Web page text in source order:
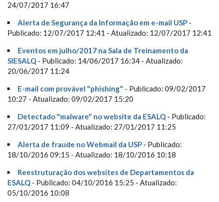
24/07/2017 16:47
Alerta de Segurança da Informação em e-mail USP -
Publicado: 12/07/2017 12:41 - Atualizado: 12/07/2017 12:41
Eventos em julho/2017 na Sala de Treinamento da
SIESALQ - Publicado: 14/06/2017 16:34 - Atualizado:
20/06/2017 11:24
E-mail com provável "phishing" - Publicado: 09/02/2017
10:27 - Atualizado: 09/02/2017 15:20
Detectado "malware" no website da ESALQ - Publicado:
27/01/2017 11:09 - Atualizado: 27/01/2017 11:25
Alerta de fraude no Webmail da USP - Publicado:
18/10/2016 09:15 - Atualizado: 18/10/2016 10:18
Reestruturação dos websites de Departamentos da
ESALQ - Publicado: 04/10/2016 15:25 - Atualizado:
05/10/2016 10:08